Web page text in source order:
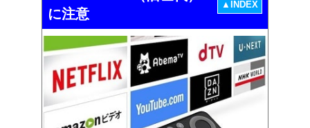
に注意
▲INDEX